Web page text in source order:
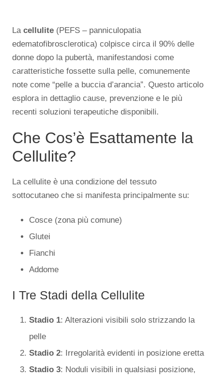
La cellulite (PEFS – panniculopatia
edematofibrosclerotica) colpisce circa il 90% delle
donne dopo la pubertà, manifestandosi come
caratteristiche fossette sulla pelle, comunemente
note come “pelle a buccia d’arancia”. Questo articolo
esplora in dettaglio cause, prevenzione e le più
recenti soluzioni terapeutiche disponibili.
Che Cos’è Esattamente la
Cellulite?
La cellulite è una condizione del tessuto
sottocutaneo che si manifesta principalmente su:
Cosce (zona più comune)
Glutei
Fianchi
Addome
I Tre Stadi della Cellulite
Stadio 1: Alterazioni visibili solo strizzando la
pelle
Stadio 2: Irregolarità evidenti in posizione eretta
Stadio 3: Noduli visibili in qualsiasi posizione,